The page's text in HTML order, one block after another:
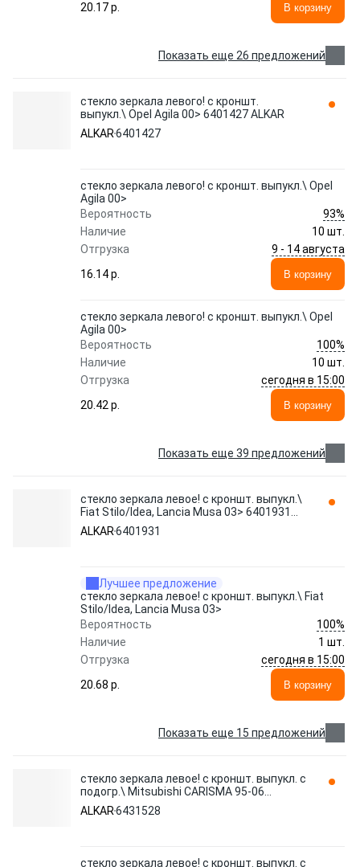
20.17 p.
В корзину
Показать еще 26 предложений
стекло зеркала левого! с кроншт.
выпукл.\ Opel Agila 00> 6401427 ALKAR
ALKAR6401427
стекло зеркала левого! с кроншт. выпукл.\ Opel
Agila 00>
Вероятность
93%
Наличие
10 шт.
Отгрузка
9 - 14 августа
16.14 p.
В корзину
стекло зеркала левого! с кроншт. выпукл.\ Opel
Agila 00>
Вероятность
100%
Наличие
10 шт.
Отгрузка
сегодня в 15:00
20.42 p.
В корзину
Показать еще 39 предложений
стекло зеркала левое! с кроншт. выпукл.\
Fiat Stilo/Idea, Lancia Musa 03> 6401931
ALKAR
ALKAR6401931
Лучшее предложение
стекло зеркала левое! с кроншт. выпукл.\ Fiat
Stilo/Idea, Lancia Musa 03>
Вероятность
100%
Наличие
1 шт.
Отгрузка
сегодня в 15:00
20.68 p.
В корзину
Показать еще 15 предложений
стекло зеркала левое! с кроншт. выпукл. с
подогр.\ Mitsubishi CARISMA 95-06
6431528 ALKAR
ALKAR6431528
стекло зеркала левое! с кроншт. выпукл. с